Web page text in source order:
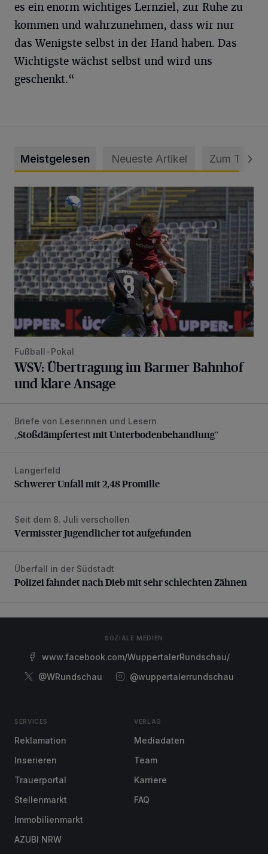
es ein enorm wichtiges Lernziel, zur Ruhe zu
kommen und wahrzunehmen, dass wir nur
das Wenigste selbst in der Hand haben. Das
Wichtigste wächst selbst und wird uns
geschenkt.“
Meistgelesen Neueste Artikel Zum Thema
WSV: Übertragung im Barmer Bahnhof und klare Ansage
Fußball-Pokal
WSV: Übertragung im Barmer Bahnhof
und klare Ansage
„Stoßdämpfertest mit Unterbodenbehandlung“
Briefe von Leserinnen und Lesern
„Stoßdämpfertest mit Unterbodenbehandlung“
Schwerer Unfall mit 2,48 Promille
Langerfeld
Schwerer Unfall mit 2,48 Promille
Vermisster Jugendlicher tot aufgefunden
Seit dem 8. Juli verschollen
Vermisster Jugendlicher tot aufgefunden
Polizei fahndet nach Dieb mit sehr schlechten Zähnen
Überfall in der Südstadt
Polizei fahndet nach Dieb mit sehr schlechten Zähnen
SOZIALE MEDIEN
www.facebook.com/WuppertalerRundschau/
@WRundschau
@wuppertalerrundschau
SERVICES
Reklamation
Inserieren
Trauerportal
Stellenmarkt
Immobilienmarkt
AZUBI NRW
VERLAG
Mediadaten
Team
Karriere
FAQ